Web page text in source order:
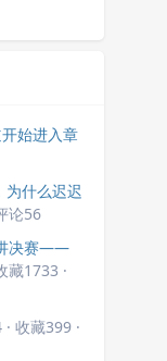
始进入章
为什么迟迟
论56
决赛——
藏1733 ·
收藏399 ·